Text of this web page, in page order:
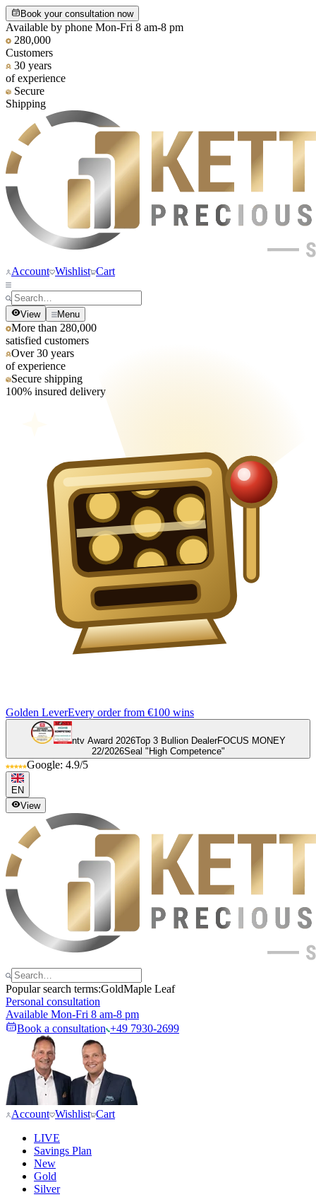
Book your consultation now
Available by phone Mon-Fri 8 am-8 pm
280,000
Customers
30 years
of experience
Secure
Shipping
Account Wishlist Cart
View Menu
More than 280,000
satisfied customers
Over 30 years
of experience
Secure shipping
100% insured delivery
Golden LeverEvery order from €100 wins
ntv Award 2026Top 3 Bullion DealerFOCUS MONEY
22/2026Seal "High Competence"
Google: 4.9/5
EN
View
Popular search terms:GoldMaple Leaf
Personal consultation
Available Mon-Fri 8 am-8 pm
Book a consultation +49 7930-2699
Account Wishlist Cart
LIVE
Savings Plan
New
Gold
Silver